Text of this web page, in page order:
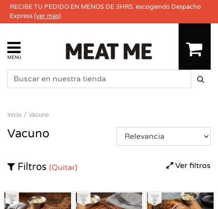
RECIBE TU PEDIDO EN MENOS DE 3HRS. escogiendo Despacho
Express(ver más)
MENU
Inicio Vacuno
Vacuno
Ver filtros
Filtros (Quitar)
Fresco Fresco Fresco